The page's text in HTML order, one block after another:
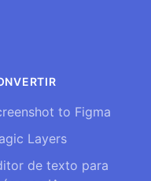
to Figma
Layers
de texto para